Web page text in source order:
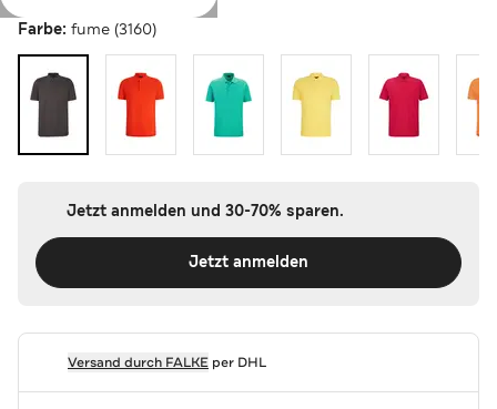
Farbe: fume (3160)
Jetzt anmelden und 30-70% sparen.
Jetzt anmelden
Versand durch FALKEper DHL